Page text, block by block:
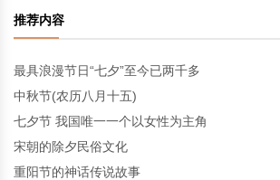
推荐内容
最具浪漫节日“七夕”至今已两千多
中秋节(农历八月十五)
七夕节 我国唯一一个以女性为主角
宋朝的除夕民俗文化
重阳节的神话传说故事